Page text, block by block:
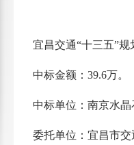
宜昌交通“十三五”
中标金额： 39.6万。
中标单位：南京水
委托单位：宜昌市